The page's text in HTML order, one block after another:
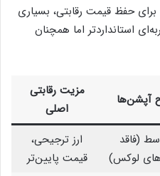
حفظ قیمت رقابتی، بسیاری
استانداردتر اما همچنان
آپشن‌ها
مزیت رقابتی
اصلی
(فاقد
لوکس)
ارز ترجیحی،
قیمت پایین‌تر